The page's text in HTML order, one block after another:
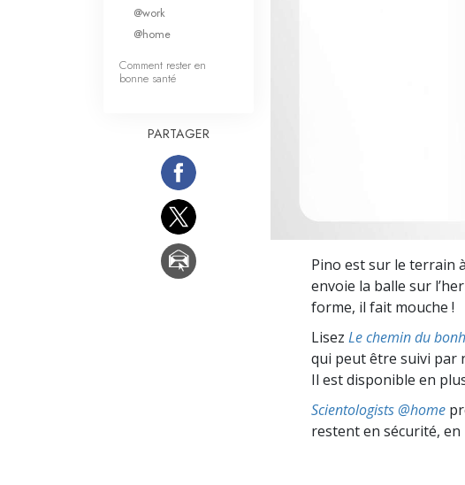
Pino est sur le terrain
envoie la balle sur
forme, il fait mouche !
Lisez Le chemin du
qui peut être suivi par
Il est disponible en
Scientologists @home
restent en sécurité, en
@work
@home
Comment rester en
bonne santé
PARTAGER